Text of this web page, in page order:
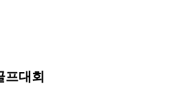
프대회